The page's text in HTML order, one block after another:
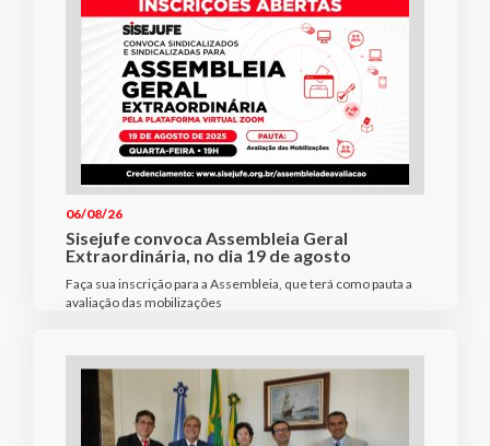
06/08/26
Sisejufe convoca Assembleia Geral
Extraordinária, no dia 19 de agosto
Faça sua inscrição para a Assembleia, que terá como pauta a
avaliação das mobilizações